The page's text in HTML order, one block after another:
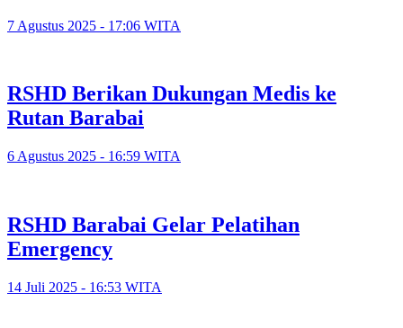
7 Agustus 2025 - 17:06 WITA
RSHD Berikan Dukungan Medis ke
Rutan Barabai
6 Agustus 2025 - 16:59 WITA
RSHD Barabai Gelar Pelatihan
Emergency
14 Juli 2025 - 16:53 WITA